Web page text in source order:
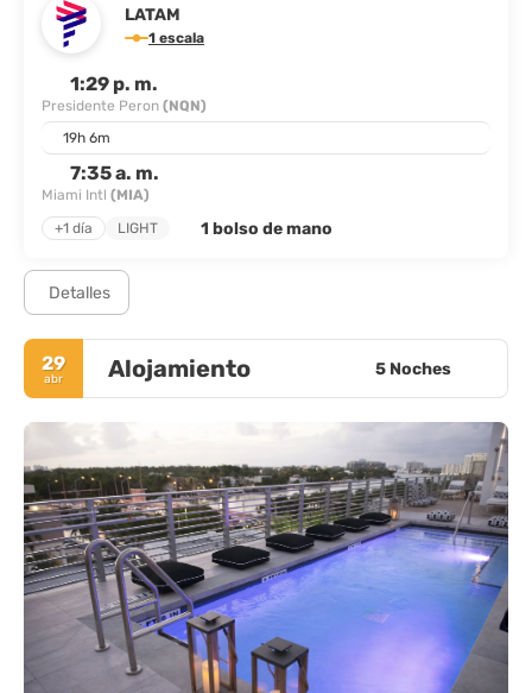
LATAM
1 escala
1:29 p. m.
Presidente Peron (NQN)
19h 6m
7:35 a. m.
Miami Intl (MIA)
+1 día
LIGHT 1 bolso de mano
Detalles
29
abr Alojamiento 5 Noches